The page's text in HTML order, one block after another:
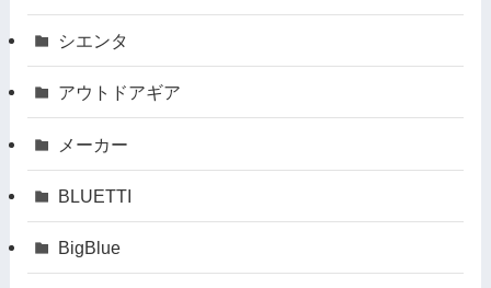
シエンタ
アウトドアギア
メーカー
BLUETTI
BigBlue